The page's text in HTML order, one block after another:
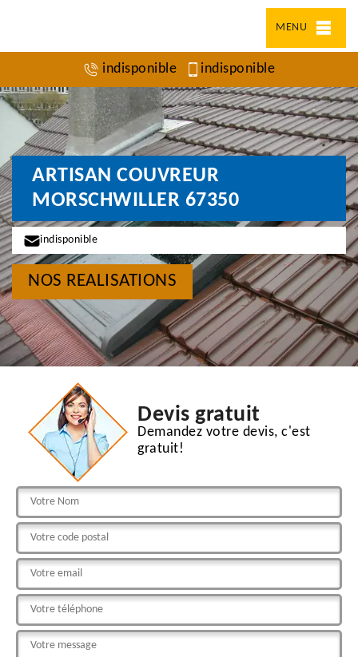
MENU
indisponible indisponible
ARTISAN COUVREUR
MORSCHWILLER 67350
indisponible
NOS REALISATIONS
Devis gratuit
Demandez votre devis, c'est
gratuit!